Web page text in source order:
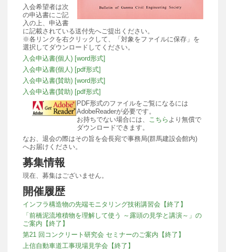
入会希望者は次
の申込書にご記
入の上、申込書
に記載されている送付先へご提出ください。
※各リンクを右クリックして、「対象をファイルに保存」を
選択してダウンロードしてください。
入会申込書(個人) [word形式]
入会申込書(個人) [pdf形式]
入会申込書(賛助) [word形式]
入会申込書(賛助) [pdf形式]
PDF形式のファイルをご覧になるには
AdobeReaderが必要です。
お持ちでない場合には、
こちら より無償で
ダウンロードできます。
なお、退会の際はその旨を会長宛で事務局(群馬建設会館内)
へお届けください。
募集情報
現在、募集はございません。
開催履歴
インフラ構造物の先端モニタリング技術講習会【終了】
「前橋泥流堆積物を理解して使う ～露頭の見学と講演～」の
ご案内【終了】
第21 回コンクリート研究会 セミナーのご案内【終了】
上信自動車道工事現場見学会【終了】